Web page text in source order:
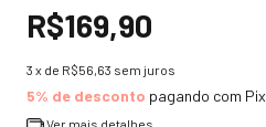
R$169,90
3 x de R$56,63 sem juros
5% de desconto pagando com Pix
Ver mais detalhes